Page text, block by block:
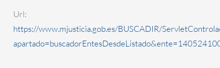
Url:
https://www.mjusticia.gob.es/BUSCADIR/